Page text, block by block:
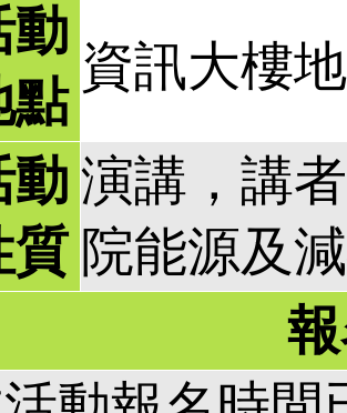
動
點
資訊大樓
動
質
演講，講
院能源及